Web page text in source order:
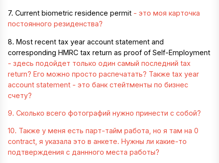
7. Current biometric residence permit - это моя карточка
постоянного резиденства?
8. Most recent tax year account statement and
corresponding HMRC tax return as proof of Self-Employment
- здесь подойдет только один самый последний tax
return? Его можно просто распечатать? Также tax year
account statement - это банк стейтменты по бизнес
счету?
9. Сколько всего фотографий нужно принести с собой?
10. Также у меня есть парт-тайм работа, но я там на 0
contract, я указала это в анкете. Нужны ли какие-то
подтверждения с даннного места работы?